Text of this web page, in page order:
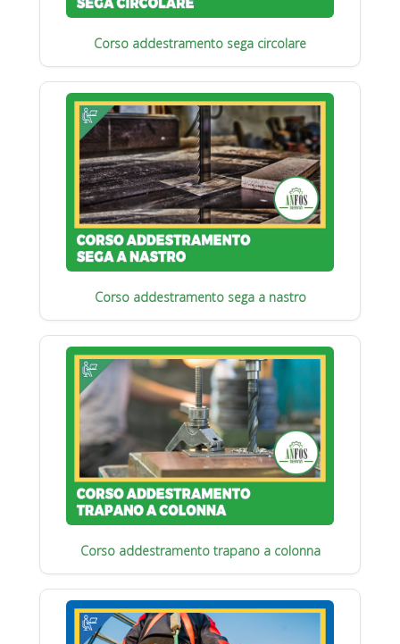
Corso addestramento sega circolare
Corso addestramento sega a nastro
Corso addestramento trapano a colonna